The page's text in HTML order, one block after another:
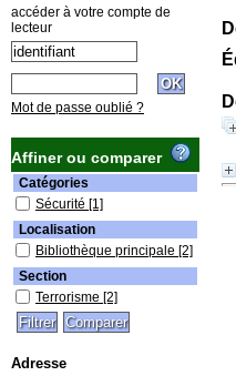
accéder à votre compte de
lecteur
Mot de passe oublié ?
Affiner ou comparer
Catégories
Sécurité [1]
Localisation
Bibliothèque principale [2]
Section
Terrorisme [2]
Adresse